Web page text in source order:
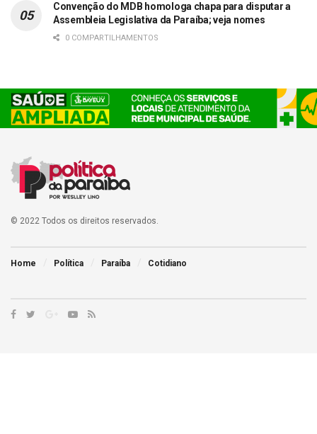
Convenção do MDB homologa chapa para disputar a
Assembleia Legislativa da Paraíba; veja nomes
0 COMPARTILHAMENTOS
© 2022 Todos os direitos reservados.
Home Política Paraíba Cotidiano